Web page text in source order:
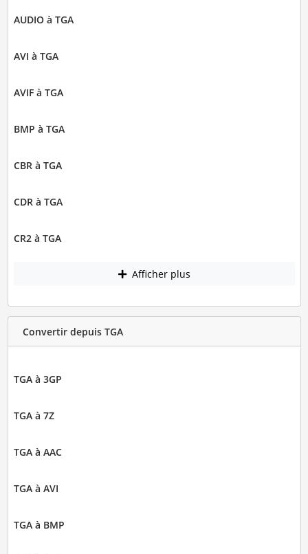
AUDIO à TGA
AVI à TGA
AVIF à TGA
BMP à TGA
CBR à TGA
CDR à TGA
CR2 à TGA
Afficher plus
Convertir depuis TGA
TGA à 3GP
TGA à 7Z
TGA à AAC
TGA à AVI
TGA à BMP